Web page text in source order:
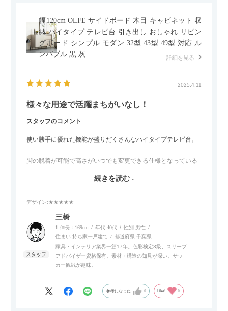
幅120cm OLFE サイドボード 木目 キャビネット 収
納 ハイタイプ テレビ台 引き出し おしゃれ リビン
グボード シンプル モダン 32型 43型 49型 対応 ル
ンバブル 黒 灰
詳細を見る
2025.4.11
様々な用途で活躍まちがいなし！
スタッフのコメント
使い勝手に優れた機能が盛りだくさんなハイタイプテレビ台。
脚の脱着が可能で高さがいつでも変更できる仕様となっている
また、補助テーブルとして使用可能なスライドテーブルや収納
内部にもプリンターなどが置けるスライド棚板がついているの
でテレビ台以外にもオフィスなどでの収納家具やリビングでの
サイドボードとして多目的な用途に対応しています。
また、扉は横方向へのスライド式となっているので開閉時のス
ペースを最小限に抑えられ、省スペースでご利用いただけるの
続きを読む
デザイン:★★★★★
三橋
1:伸長：169cm 年代:40代 性別:男性
住まい:持ち家一戸建て 都道府県:千葉県
家具・インテリア業界一筋17年。色彩検定3級、スリープ
アドバイザー資格保有。素材・構造の知見が深い。サッ
カー観戦が趣味。
参考になった 0 Like! 0